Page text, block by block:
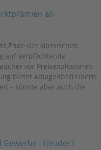
ab
Ende der klassischen
auf verpflichtende
vor Preisexplosionen
bietet Anlagenbetreibern
– könnte aber auch die